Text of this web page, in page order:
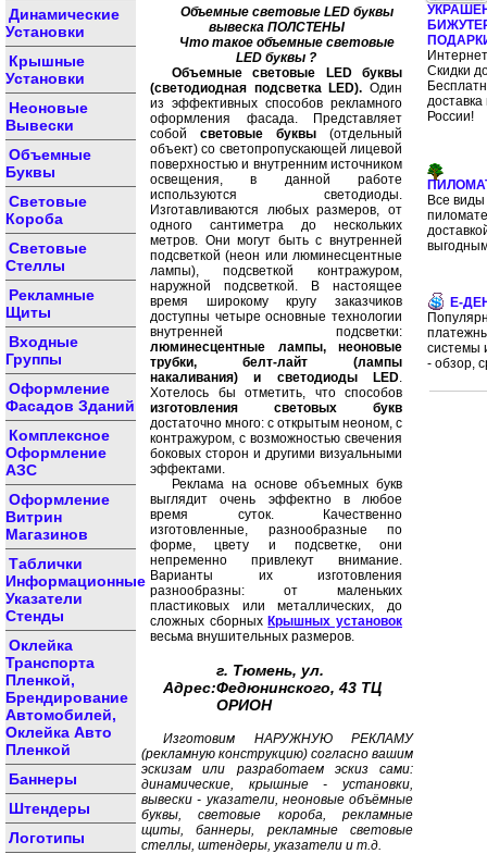
Динамические
Установки
Крышные
Установки
Неоновые
Вывески
Объемные
Буквы
Световые
Короба
Световые
Стеллы
Рекламные
Щиты
Входные
Группы
Оформление
Фасадов Зданий
Комплексное
Оформление
АЗС
Оформление
Витрин
Магазинов
Таблички
Информационные
Указатели
Стенды
Оклейка
Транспорта
Пленкой,
Брендирование
Автомобилей,
Оклейка Авто
Пленкой
Баннеры
Штендеры
Логотипы
Объемные световые LED буквы
вывеска ПОЛСТЕНЫ
Что такое объемные световые
LED буквы ?
Объемные световые LED буквы
(светодиодная подсветка LED). Один
из эффективных способов рекламного
оформления фасада. Представляет
собой световые буквы (отдельный
объект) со светопропускающей лицевой
поверхностью и внутренним источником
освещения, в данной работе
используются светодиоды.
Изготавливаются любых размеров, от
одного сантиметра до нескольких
метров. Они могут быть с внутренней
подсветкой (неон или люминесцентные
лампы), подсветкой контражуром,
наружной подсветкой. В настоящее
время широкому кругу заказчиков
доступны четыре основные технологии
внутренней подсветки:
люминесцентные лампы, неоновые
трубки, белт-лайт (лампы
накаливания) и светодиоды LED.
Хотелось бы отметить, что способов
изготовления световых букв
достаточно много: с открытым неоном, с
контражуром, с возможностью свечения
боковых сторон и другими визуальными
эффектами.
Реклама на основе объемных букв
выглядит очень эффектно в любое
время суток. Качественно
изготовленные, разнообразные по
форме, цвету и подсветке, они
непременно привлекут внимание.
Варианты их изготовления
разнообразны: от маленьких
пластиковых или металлических, до
сложных сборных Крышных установок
весьма внушительных размеров.
Адрес:
г. Тюмень, ул.
Федюнинского, 43 ТЦ
ОРИОН
Изготовим НАРУЖНУЮ РЕКЛАМУ
(рекламную конструкцию) согласно вашим
эскизам или разработаем эскиз сами:
динамические, крышные - установки,
вывески - указатели, неоновые объёмные
буквы, световые короба, рекламные
щиты, баннеры, рекламные световые
стеллы, штендеры, указатели и т.д.
Скидки
доставка
России!
Все виды
E-
системы
- обзор,